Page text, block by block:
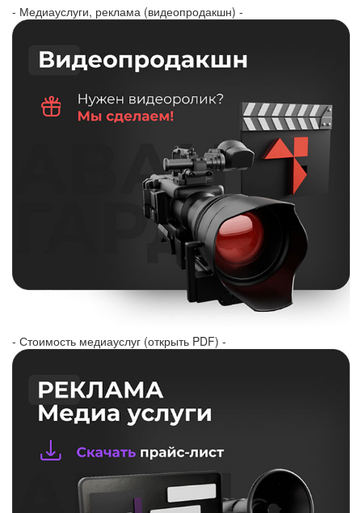
- Медиауслуги, реклама (видеопродакшн) -
- Стоимость медиауслуг (открыть PDF) -